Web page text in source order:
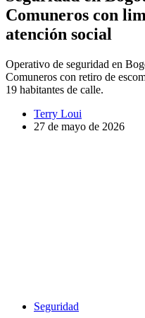
Comuneros con
atención social
Operativo de seguridad en
Comuneros con retiro de
19 habitantes de calle.
Terry Loui
27 de mayo de 2026
Seguridad